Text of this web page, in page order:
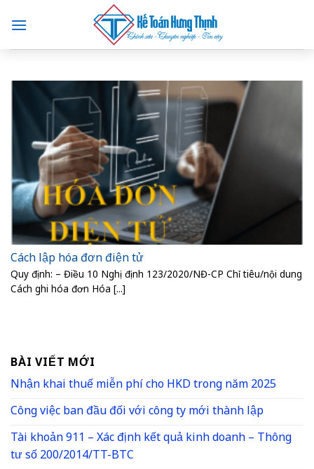
content
Cách lập hóa đơn điện tử
Quy định: – Điều 10 Nghị định 123/2020/NĐ-CP Chỉ tiêu/nội dung
Cách ghi hóa đơn Hóa [...]
BÀI VIẾT MỚI
Nhận khai thuế miễn phí cho HKD trong năm 2025
Công việc ban đầu đối với công ty mới thành lập
Tài khoản 911 – Xác định kết quả kinh doanh – Thông
tư số 200/2014/TT-BTC